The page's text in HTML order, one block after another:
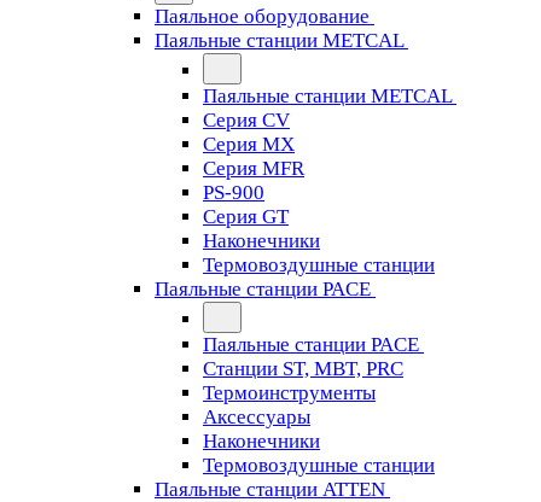
Паяльное оборудование
Паяльные станции METCAL
Паяльные станции METCAL
Серия CV
Серия MX
Серия MFR
PS-900
Серия GT
Наконечники
Термовоздушные станции
Паяльные станции PACE
Паяльные станции PACE
Станции ST, MBT, PRC
Термоинструменты
Аксессуары
Наконечники
Термовоздушные станции
Паяльные станции ATTEN